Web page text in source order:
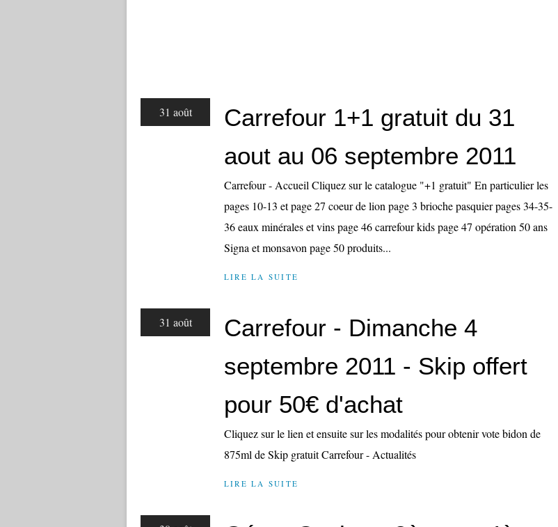
31 août
Carrefour 1+1 gratuit du 31
aout au 06 septembre 2011
Carrefour - Accueil Cliquez sur le catalogue "+1 gratuit" En particulier les
pages 10-13 et page 27 coeur de lion page 3 brioche pasquier pages 34-35-
36 eaux minérales et vins page 46 carrefour kids page 47 opération 50 ans
Signa et monsavon page 50 produits...
LIRE LA SUITE
31 août
Carrefour - Dimanche 4
septembre 2011 - Skip offert
pour 50€ d'achat
Cliquez sur le lien et ensuite sur les modalités pour obtenir vote bidon de
875ml de Skip gratuit Carrefour - Actualités
LIRE LA SUITE